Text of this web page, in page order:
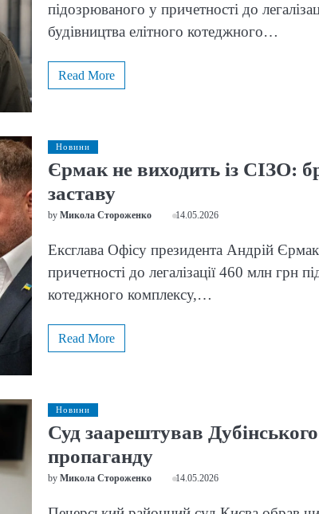
підозрюваного у причетності до
будівництва елітного котеджного…
Read More
Новини
Єрмак не виходить із СІЗО:
заставу
by Микола Стороженко 14.05.2026
Ексглава Офісу президента Андрій
причетності до легалізації 460 млн грн
котеджного комплексу,…
Read More
Новини
Суд заарештував Дубінського
пропаганду
by Микола Стороженко 14.05.2026